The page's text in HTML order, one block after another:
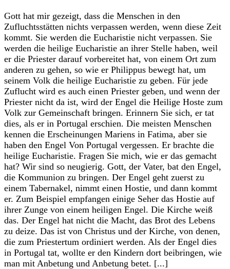
‎Gott hat mir gezeigt, dass die Menschen in den
Zufluchtsstätten nichts verpassen werden, wenn diese Zeit
kommt. Sie werden die Eucharistie nicht verpassen. Sie
werden die heilige Eucharistie an ihrer Stelle haben, weil
er die Priester darauf vorbereitet hat, von einem Ort zum
anderen zu gehen, so wie er Philippus bewegt hat, um
seinem Volk die heilige Eucharistie zu geben. Für jede
Zuflucht wird es auch einen Priester geben, und wenn der
Priester nicht da ist, wird der Engel die Heilige Hoste zum
Volk zur Gemeinschaft bringen. Erinnern Sie sich, er tat
dies, als er in Portugal erschien. Die meisten Menschen
kennen die Erscheinungen Mariens in Fatima, aber sie
haben den Engel Von Portugal vergessen. Er brachte die
heilige Eucharistie. Fragen Sie mich, wie er das gemacht
hat? Wir sind so neugierig. Gott, der Vater, bat den Engel,
die Kommunion zu bringen. Der Engel geht zuerst zu
einem Tabernakel, nimmt einen Hostie, und dann kommt
er. Zum Beispiel empfangen einige Seher das Hostie auf
ihrer Zunge von einem heiligen Engel. Die Kirche weiß
das. Der Engel hat nicht die Macht, das Brot des Lebens
zu deize. Das ist von Christus und der Kirche, von denen,
die zum Priestertum ordiniert werden. Als der Engel dies
in Portugal tat, wollte er den Kindern dort beibringen, wie
man mit Anbetung und Anbetung betet. [...]‎